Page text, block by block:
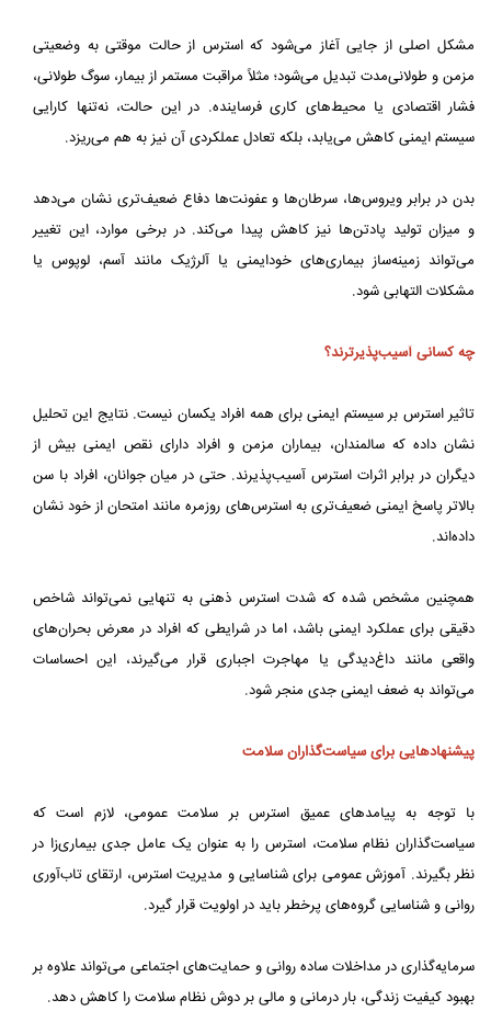
مشکل اصلی از جایی آغاز می‌شود که استرس از حالت موقتی به وضعیتی
مزمن و طولانی‌مدت تبدیل می‌شود؛ مثلاً مراقبت مستمر از بیمار، سوگ طولانی،
فشار اقتصادی یا محیط‌های کاری فرساینده. در این حالت، نه‌تنها کارایی
سیستم ایمنی کاهش می‌یابد، بلکه تعادل عملکردی آن نیز به‌ هم می‌ریزد.
بدن در برابر ویروس‌ها، سرطان‌ها و عفونت‌ها دفاع ضعیف‌تری نشان می‌دهد
و میزان تولید پادتن‌ها نیز کاهش پیدا می‌کند. در برخی موارد، این تغییر
می‌تواند زمینه‌ساز بیماری‌های خودایمنی یا آلرژیک مانند آسم، لوپوس یا
مشکلات التهابی شود.
چه کسانی آسیب‌پذیرترند؟
تاثیر استرس بر سیستم ایمنی برای همه افراد یکسان نیست. نتایج این تحلیل
نشان داده که سالمندان، بیماران مزمن و افراد دارای نقص ایمنی بیش از
دیگران در برابر اثرات استرس آسیب‌پذیرند. حتی در میان جوانان، افراد با سن
بالاتر پاسخ ایمنی ضعیف‌تری به استرس‌های روزمره مانند امتحان از خود نشان
داده‌اند.
همچنین مشخص شده که شدت استرس ذهنی به‌ تنهایی نمی‌تواند شاخص
دقیقی برای عملکرد ایمنی باشد، اما در شرایطی که افراد در معرض بحران‌های
واقعی مانند داغ‌دیدگی یا مهاجرت اجباری قرار می‌گیرند، این احساسات
می‌تواند به ضعف ایمنی جدی منجر شود.
پیشنهادهایی برای سیاست‌گذاران سلامت
با توجه به پیامدهای عمیق استرس بر سلامت عمومی، لازم است که
سیاست‌گذاران نظام سلامت، استرس را به‌ عنوان یک عامل جدی بیماری‌زا در
نظر بگیرند. آموزش عمومی برای شناسایی و مدیریت استرس، ارتقای تاب‌آوری
روانی و شناسایی گروه‌های پرخطر باید در اولویت قرار گیرد.
سرمایه‌گذاری در مداخلات ساده روانی و حمایت‌های اجتماعی می‌تواند علاوه بر
بهبود کیفیت زندگی، بار درمانی و مالی بر دوش نظام سلامت را کاهش دهد.